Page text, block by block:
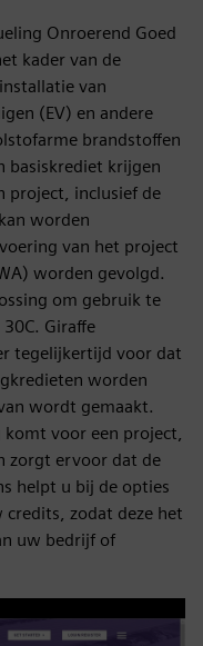
Onroerend Goed
kader van de
van
(EV) en andere
brandstoffen
basiskrediet krijgen
project, inclusief de
worden
van het project
worden gevolgd.
om gebruik te
Giraffe
tegelijkertijd voor dat
worden
wordt gemaakt.
voor een project,
zorgt ervoor dat de
helpt u bij de opties
zodat deze het
uw bedrijf of